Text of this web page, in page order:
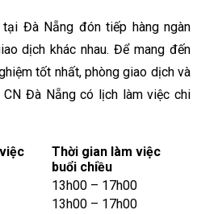
tại Đà Nẵng đón tiếp hàng ngàn
dịch khác nhau. Để mang đến
tốt nhất, phòng giao dịch và
CN Đà Nẵng có lịch làm việc chi
Thời gian làm việc
buổi chiều
13h00 – 17h00
13h00 – 17h00